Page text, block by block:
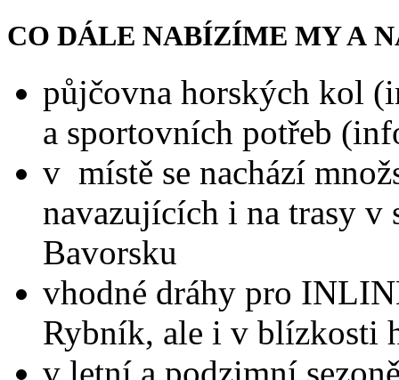
CO DÁLE NABÍZÍME MY A
půjčovna horských kol
a sportovních potřeb
v místě se nachází
navazujících i na trasy v
Bavorsku
vhodné dráhy pro
Rybník, ale i v blízkosti
v letní a podzimní